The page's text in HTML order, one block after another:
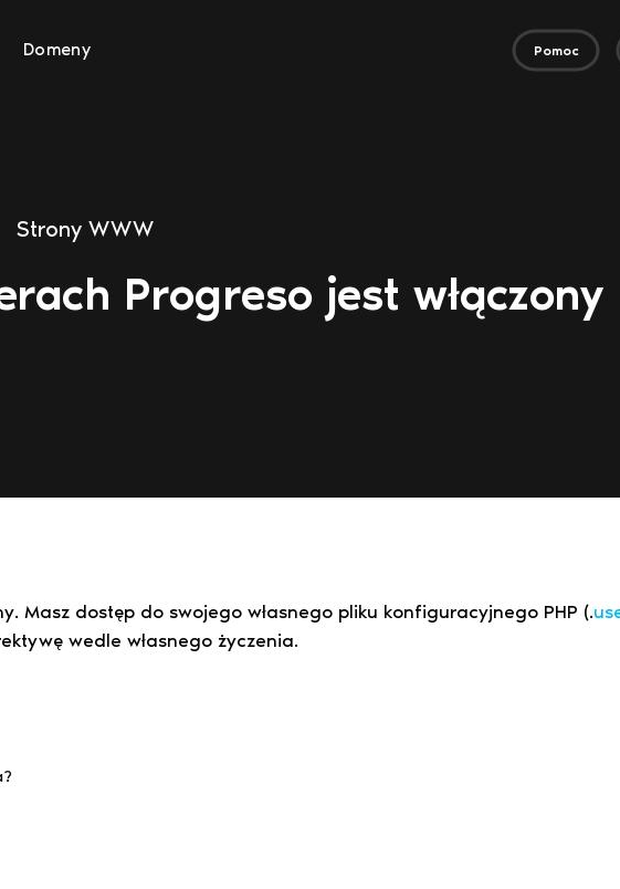
Domeny Pomoc
Strony WWW
Progreso jest włączony
Masz dostęp do swojego własnego pliku konfiguracyjnego PHP (.
wedle własnego życzenia.